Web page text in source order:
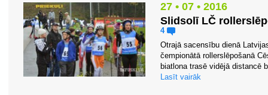
27 • 07 • 2016
Slidsolī LČ
4
Otrajā sacensību dienā
čempionātā rollerslēpošanā
biatlona trasē vidējā distancē
Lasīt vairāk